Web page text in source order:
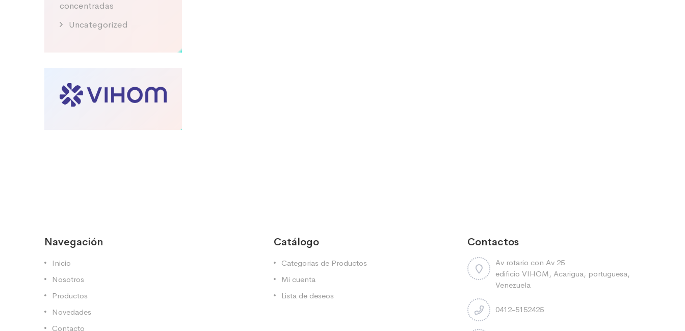
concentradas
Uncategorized
Navegación
Inicio
Nosotros
Productos
Novedades
Contacto
Catálogo
Categorias de Productos
Mi cuenta
Lista de deseos
Contactos
Av rotario con Av 25
edificio VIHOM, Acarigua, portuguesa,
Venezuela
0412-5152425